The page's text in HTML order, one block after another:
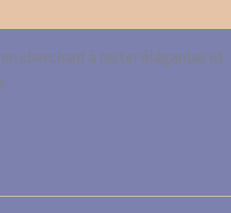
cherchant à rester élégantes et